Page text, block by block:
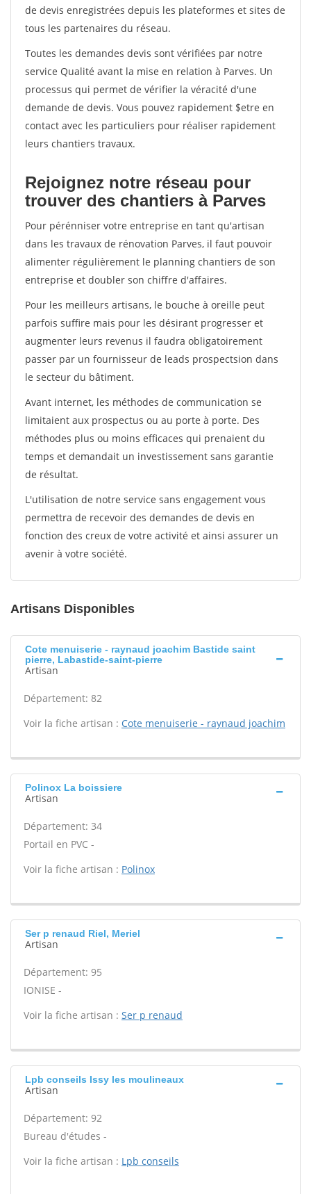
de devis enregistrées depuis les plateformes et sites de
tous les partenaires du réseau.
Toutes les demandes devis sont vérifiées par notre
service Qualité avant la mise en relation à Parves. Un
processus qui permet de vérifier la véracité d'une
demande de devis. Vous pouvez rapidement $etre en
contact avec les particuliers pour réaliser rapidement
leurs chantiers travaux.
Rejoignez notre réseau pour
trouver des chantiers à Parves
Pour pérénniser votre entreprise en tant qu'artisan
dans les travaux de rénovation Parves, il faut pouvoir
alimenter régulièrement le planning chantiers de son
entreprise et doubler son chiffre d'affaires.
Pour les meilleurs artisans, le bouche à oreille peut
parfois suffire mais pour les désirant progresser et
augmenter leurs revenus il faudra obligatoirement
passer par un fournisseur de leads prospectsion dans
le secteur du bâtiment.
Avant internet, les méthodes de communication se
limitaient aux prospectus ou au porte à porte. Des
méthodes plus ou moins efficaces qui prenaient du
temps et demandait un investissement sans garantie
de résultat.
L'utilisation de notre service sans engagement vous
permettra de recevoir des demandes de devis en
fonction des creux de votre activité et ainsi assurer un
avenir à votre société.
Artisans Disponibles
Cote menuiserie - raynaud joachim Bastide saint
pierre, Labastide-saint-pierre
Artisan
Département: 82
Voir la fiche artisan : Cote menuiserie - raynaud joachim
Polinox La boissiere
Artisan
Département: 34
Portail en PVC -
Voir la fiche artisan : Polinox
Ser p renaud Riel, Meriel
Artisan
Département: 95
IONISE -
Voir la fiche artisan : Ser p renaud
Lpb conseils Issy les moulineaux
Artisan
Département: 92
Bureau d'études -
Voir la fiche artisan : Lpb conseils